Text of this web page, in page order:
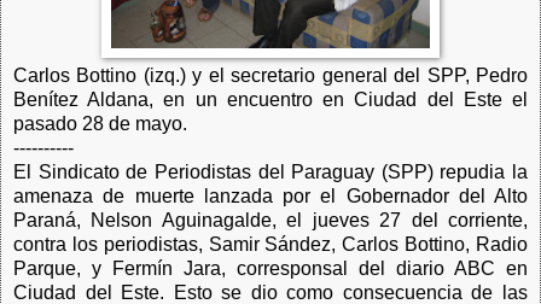
Carlos Bottino (izq.) y el secretario general del SPP, Pedro
Benítez Aldana, en un encuentro en Ciudad del Este el
pasado 28 de mayo.
----------
El Sindicato de Periodistas del Paraguay (SPP) repudia la
amenaza de muerte lanzada por el Gobernador del Alto
Paraná, Nelson Aguinagalde, el jueves 27 del corriente,
contra los periodistas, Samir Sández, Carlos Bottino, Radio
Parque, y Fermín Jara, corresponsal del diario ABC en
Ciudad del Este. Esto se dio como consecuencia de las